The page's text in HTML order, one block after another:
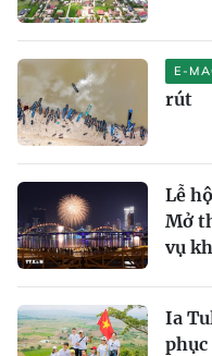
E-
rút
Lễ
Mở
vụ
Ia